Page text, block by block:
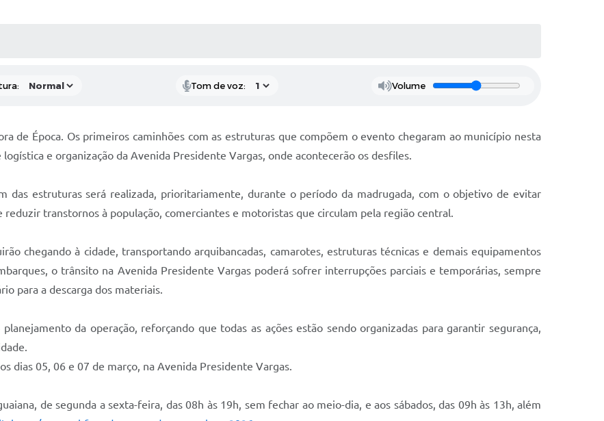
Tom de voz: Volume
de Época. Os primeiros caminhões com as estruturas que compõem o evento chegaram ao município nesta
e organização da Avenida Presidente Vargas, onde acontecerão os desfiles.
das estruturas será realizada, prioritariamente, durante o período da madrugada, com o objetivo de evitar
transtornos à população, comerciantes e motoristas que circulam pela região central.
chegando à cidade, transportando arquibancadas, camarotes, estruturas técnicas e demais equipamentos
o trânsito na Avenida Presidente Vargas poderá sofrer interrupções parciais e temporárias, sempre
para a descarga dos materiais.
da operação, reforçando que todas as ações estão sendo organizadas para garantir segurança,
dias 05, 06 e 07 de março, na Avenida Presidente Vargas.
de segunda a sexta-feira, das 08h às 19h, sem fechar ao meio-dia, e aos sábados, das 09h às 13h, além